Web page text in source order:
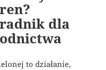
dla
to działanie,